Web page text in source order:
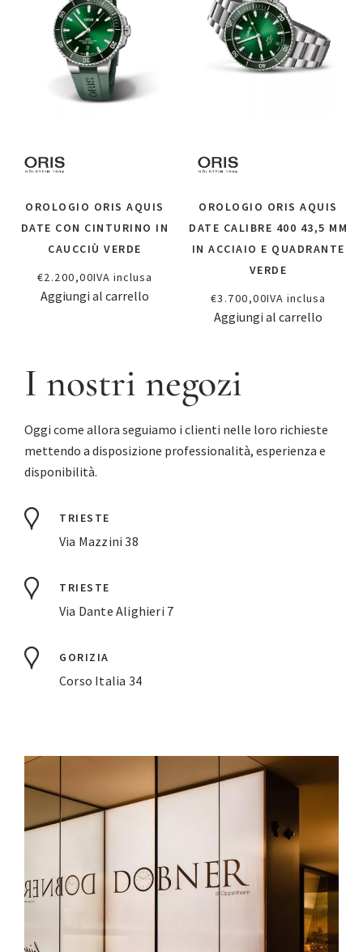
OROLOGIO ORIS AQUIS
DATE CON CINTURINO IN
CAUCCIÙ VERDE
€2.200,00IVA inclusa
Aggiungi al carrello
OROLOGIO ORIS AQUIS
DATE CALIBRE 400 43,5 MM
IN ACCIAIO E QUADRANTE
VERDE
€3.700,00IVA inclusa
Aggiungi al carrello
I nostri negozi
Oggi come allora seguiamo i clienti nelle loro richieste
mettendo a disposizione professionalità, esperienza e
disponibilità.
TRIESTE
Via Mazzini 38
TRIESTE
Via Dante Alighieri 7
GORIZIA
Corso Italia 34